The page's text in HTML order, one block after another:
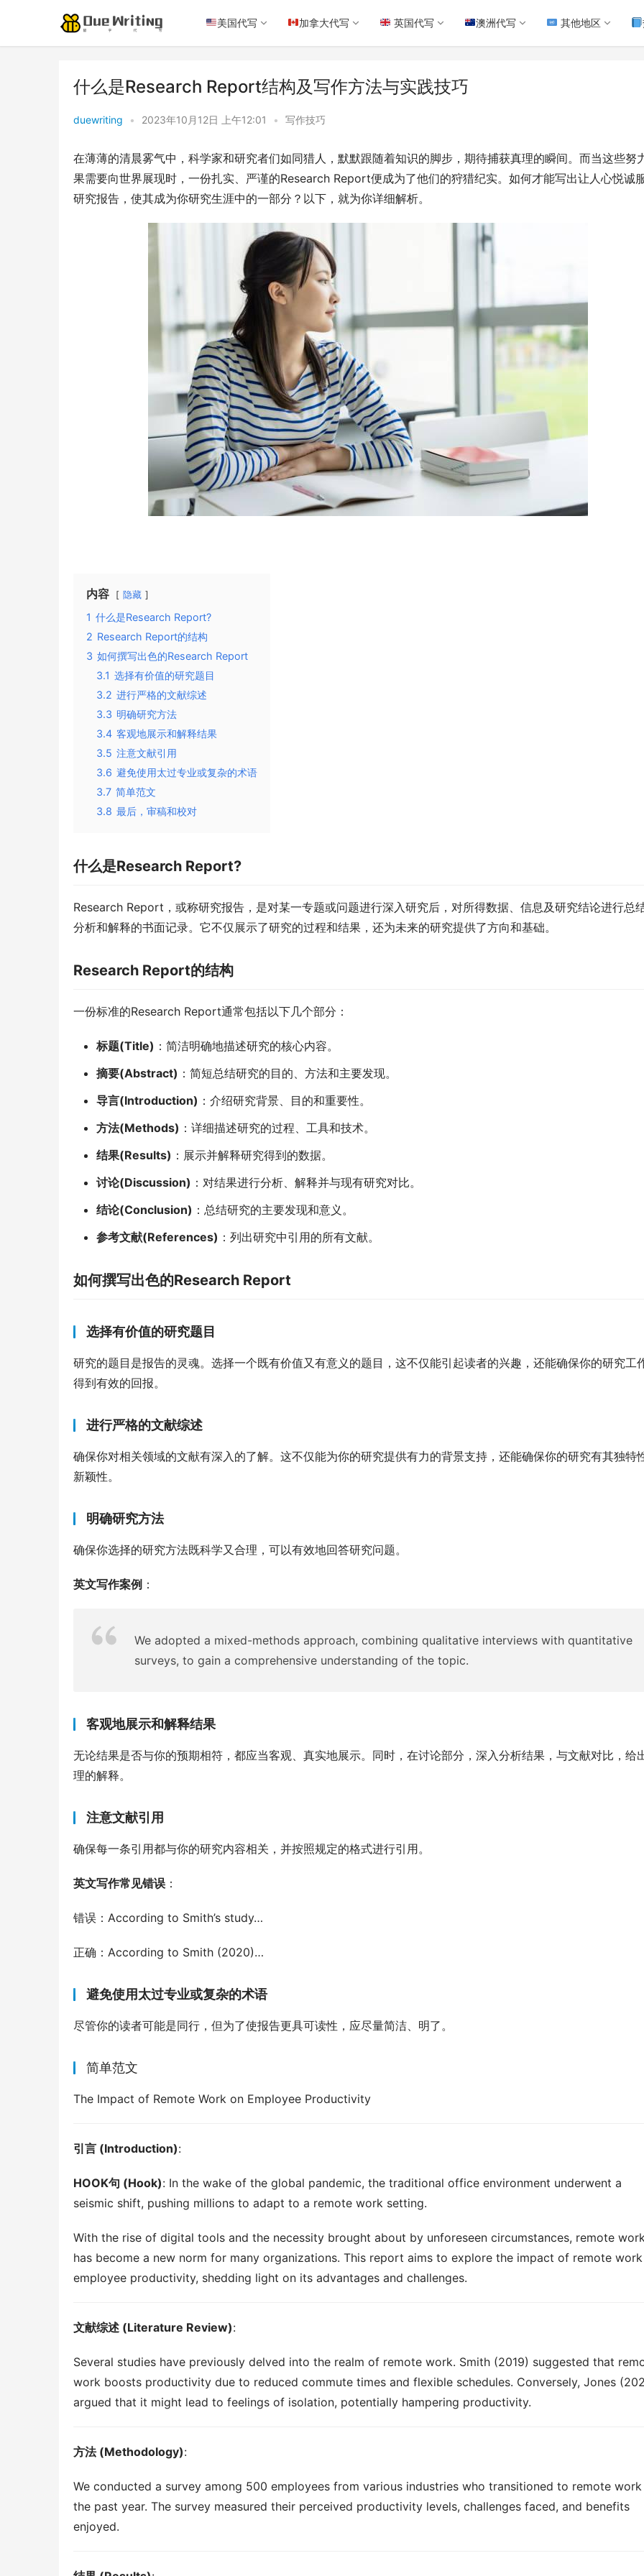
美国代写 加拿大代写 英国代写 澳洲代写 其他地区
什么是Research Report结构及写作方法与实践技巧
duewriting • 2023年10月12日 上午12:01 • 写作技巧
在薄薄的清晨雾气中，科学家和研究者们如同猎人，默默跟随着知识的脚步，期待捕获真理的瞬间。而当这些努
果需要向世界展现时，一份扎实、严谨的Research Report便成为了他们的狩猎纪实。如何才能写出让人心悦诚
研究报告，使其成为你研究生涯中的一部分？以下，就为你详细解析。
内容 隐藏
1 什么是Research Report?
2 Research Report的结构
3 如何撰写出色的Research Report
3.1 选择有价值的研究题目
3.2 进行严格的文献综述
3.3 明确研究方法
3.4 客观地展示和解释结果
3.5 注意文献引用
3.6 避免使用太过专业或复杂的术语
3.7 简单范文
3.8 最后，审稿和校对
什么是Research Report?
Research Report，或称研究报告，是对某一专题或问题进行深入研究后，对所得数据、信息及研究结论进行总
分析和解释的书面记录。它不仅展示了研究的过程和结果，还为未来的研究提供了方向和基础。
Research Report的结构
一份标准的Research Report通常包括以下几个部分：
标题(Title) ：简洁明确地描述研究的核心内容。
摘要(Abstract) ：简短总结研究的目的、方法和主要发现。
导言(Introduction) ：介绍研究背景、目的和重要性。
方法(Methods) ：详细描述研究的过程、工具和技术。
结果(Results) ：展示并解释研究得到的数据。
讨论(Discussion) ：对结果进行分析、解释并与现有研究对比。
结论(Conclusion) ：总结研究的主要发现和意义。
参考文献(References) ：列出研究中引用的所有文献。
如何撰写出色的Research Report
选择有价值的研究题目
研究的题目是报告的灵魂。选择一个既有价值又有意义的题目，这不仅能引起读者的兴趣，还能确保你的研究工
得到有效的回报。
进行严格的文献综述
确保你对相关领域的文献有深入的了解。这不仅能为你的研究提供有力的背景支持，还能确保你的研究有其独特
新颖性。
明确研究方法
确保你选择的研究方法既科学又合理，可以有效地回答研究问题。
英文写作案例 ：
We adopted a mixed-methods approach, combining qualitative interviews with quantitative
surveys, to gain a comprehensive understanding of the topic.
客观地展示和解释结果
无论结果是否与你的预期相符，都应当客观、真实地展示。同时，在讨论部分，深入分析结果，与文献对比，给
理的解释。
注意文献引用
确保每一条引用都与你的研究内容相关，并按照规定的格式进行引用。
英文写作常见错误 ：
错误：According to Smith’s study…
正确：According to Smith (2020)…
避免使用太过专业或复杂的术语
尽管你的读者可能是同行，但为了使报告更具可读性，应尽量简洁、明了。
简单范文
The Impact of Remote Work on Employee Productivity
引言 (Introduction):
HOOK句 (Hook): In the wake of the global pandemic, the traditional office environment underwent a
seismic shift, pushing millions to adapt to a remote work setting.
With the rise of digital tools and the necessity brought about by unforeseen circumstances, remote
has become a new norm for many organizations. This report aims to explore the impact of remote
employee productivity, shedding light on its advantages and challenges.
文献综述 (Literature Review):
Several studies have previously delved into the realm of remote work. Smith (2019) suggested that
work boosts productivity due to reduced commute times and flexible schedules. Conversely, Jones
argued that it might lead to feelings of isolation, potentially hampering productivity.
方法 (Methodology):
We conducted a survey among 500 employees from various industries who transitioned to remote
the past year. The survey measured their perceived productivity levels, challenges faced, and benefits
enjoyed.